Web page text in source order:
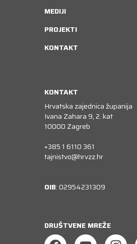
MEDIJI
PROJEKTI
KONTAKT
KONTAKT
Hrvatska zajednica županija
Ivana Zahara 9, 2. kat
10000 Zagreb
+385 1 6110 361
tajnistvo@hrvzz.hr
OIB: 02954231309
DRUŠTVENE MREŽE